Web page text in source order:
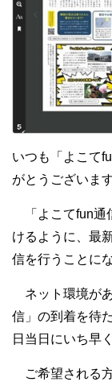
いつも「よこて
がとうございます
「よこてfun通
けるように、最
信を行うことに
ネット環境が
信」の到着を待
日当日にいち早
ご希望される